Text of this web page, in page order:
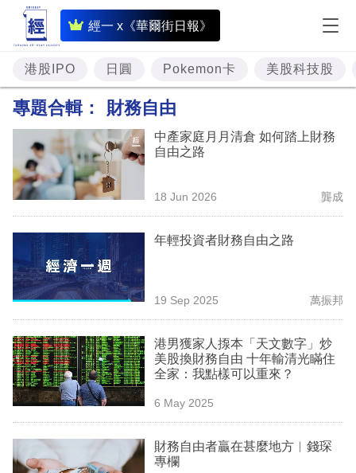
經一 x《華爾街日報》
即
時
財
經
題
投
資
樓
市
理
商
業
科
技
港股IPO 日圓 Pokemon卡 美股科技股
專題合輯： 財務自由
中產家庭月月清倉 如何踏上財務
自由之路
18 Jun 2026 龔成
年輕投資者財務自由之路
19 Sep 2025 萬振邦
港男獲家人揼本「天文數字」炒
美股換財務自由 十年輸清光瞞住
全家：我點樣可以重來？
6 May 2025
財務自由者贏在甚麼地方︳錢琛
專欄